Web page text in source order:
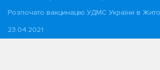
Розпочато вакцинацію УДМС України в
23.04.2021